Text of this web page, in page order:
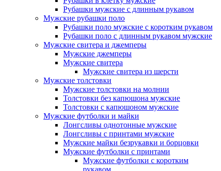
Рубашки мужские с длинным рукавом
Мужские рубашки поло
Рубашки поло мужские с коротким рукавом
Рубашки поло с длинным рукавом мужские
Мужские свитера и джемперы
Мужские джемперы
Мужские свитера
Мужские свитера из шерсти
Мужские толстовки
Мужские толстовки на молнии
Толстовки без капюшона мужские
Толстовки с капюшоном мужские
Мужские футболки и майки
Лонгсливы однотонные мужские
Лонгсливы с принтами мужские
Мужские майки безрукавки и борцовки
Мужские футболки с принтами
Мужские футболки с коротким
рукавом